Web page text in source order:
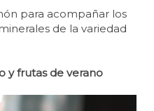
para acompañar los
de la variedad
y frutas de verano